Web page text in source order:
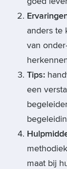
anders te
van
Tips:
een
maat bij